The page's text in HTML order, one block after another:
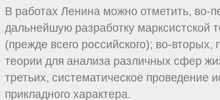
В работах Ленина можно отметить, во-
дальнейшую разработку марксистской
(прежде всего российского); во-вторых,
теории для анализа различных сфер
третьих, систематическое проведение
прикладного характера.